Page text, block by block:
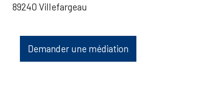
89240 Villefargeau
Demander une médiation